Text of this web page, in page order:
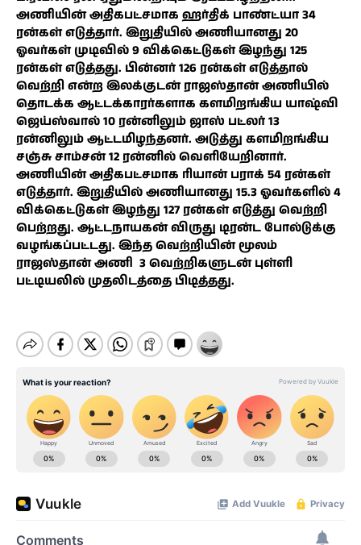
அணியின் அதிகபட்சமாக ஹர்திக் பாண்ட்யா 34
ரன்கள் எடுத்தார். இறுதியில் அணியானது 20
ஓவர்கள் முடிவில் 9 விக்கெட்டுகள் இழந்து 125
ரன்கள் எடுத்தது. பின்னர் 126 ரன்கள் எடுத்தால்
வெற்றி என்ற இலக்குடன் ராஜஸ்தான் அணியில்
தொடக்க ஆட்டக்காரர்களாக களமிறங்கிய யாஷ்வி
ஜெய்ஸ்வால் 10 ரன்னிலும் ஜாஸ் பட்லர் 13
ரன்னிலும் ஆட்டமிழந்தனர். அடுத்து களமிறங்கிய
சஞ்சு சாம்சன் 12 ரன்னில் வெளியேறினார்.
அணியின் அதிகபட்சமாக ரியான் பராக் 54 ரன்கள்
எடுத்தார். இறுதியில் அணியானது 15.3 ஓவர்களில் 4
விக்கெட்டுகள் இழந்து 127 ரன்கள் எடுத்து வெற்றி
பெற்றது. ஆட்டநாயகன் விருது டிரன்ட போல்டுக்கு
வழங்கப்பட்டது. இந்த வெற்றியின் மூலம்
ராஜஸ்தான் அணி 3 வெற்றிகளுடன் புள்ளி
பட்டியலில் முதலிடத்தை பிடித்தது.